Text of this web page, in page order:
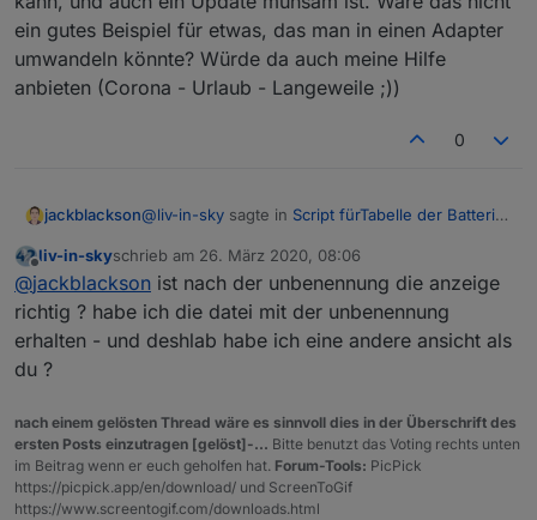
ein gutes Beispiel für etwas, das man in einen Adapter
umwandeln könnte? Würde da auch meine Hilfe
anbieten (Corona - Urlaub - Langeweile ;))
0
jackblackson@liv-in-sky sagte in Script fürTabelle der Batterie
@jackblacksonoder meinst du das hier ?
das kommt bei mir nicht ???
Das hab ich inzwischen behoben, in dem ich die
Kanäle richtig benannt habe, bevor ich dir den
Offline
liv-in-skyschrieb am 26. März 2020, 08:06
zuletzt editiert von
@jackblackson ist nach der unbenennung die anzeige
richtig ? habe ich die datei mit der unbenennung
erhalten - und deshlab habe ich eine andere ansicht als
du ?
nach einem gelösten Thread wäre es sinnvoll dies in der Überschrift des
ersten Posts einzutragen [gelöst]-... Bitte benutzt das Voting rechts unten
im Beitrag wenn er euch geholfen hat. Forum-Tools: PicPick
https://picpick.app/en/download/ und ScreenToGif
https://www.screentogif.com/downloads.html